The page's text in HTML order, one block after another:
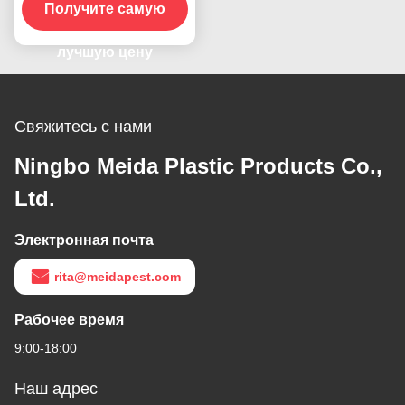
птичьего репеллента
на крыше ограждения
окна
Получите самую
лучшую цену
Свяжитесь с нами
Ningbo Meida Plastic Products Co.,
Ltd.
Электронная почта
rita@meidapest.com
Рабочее время
9:00-18:00
Наш адрес